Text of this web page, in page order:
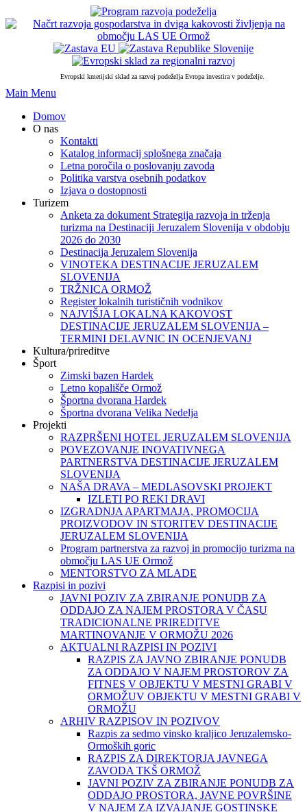
DO
Evropski kmetijski sklad za razvoj podeželja Evropa investira v podeželje.
Skip
content
Main Menu
Domov
O nas
Kontakti
Katalog informacij splošnega značaja
Letna poročila o poslovanju zavoda
Politika varstva osebnih podatkov
Izjava o dostopnosti
Turizem
Anketa za dokument Strategija razvoja in trženja
turizma na Destinaciji Jeruzalem Slovenija v obdobju
2026 do 2030
Destinacija Jeruzalem Slovenija
VINOTEKA DESTINACIJE JERUZALEM
SLOVENIJA
TRŽNICA ORMOŽ
Register lokalnih turističnih vodnikov
NAJVIŠJA LOKALNA KAKOVOST
DESTINACIJE JERUZALEM SLOVENIJA –
TERMINI DELAVNIC IN OCENJEVANJ
Kultura/prireditve
Šport
Zimski bazen Hardek
Letno kopališče Ormož
Športna dvorana Hardek
Športna dvorana Velika Nedelja
Projekti
RAZPRŠENI HOTEL JERUZALEM SLOVENIJA
POVEZOVANJE INOVATIVNEGA
PARTNERSTVA DESTINACIJE JERUZALEM
SLOVENIJA
NAŠA DRAVA – MEDLASOVSKI PROJEKT
IZLETI PO REKI DRAVI
IZGRADNJA APARTMAJA, PROMOCIJA
PROIZVODOV IN STORITEV DESTINACIJE
JERUZALEM SLOVENIJA
Program partnerstva za razvoj in promocijo turizma na
območju LAS UE Ormož
MENTORSTVO ZA MLADE
Razpisi in pozivi
JAVNI POZIV ZA ZBIRANJE PONUDB ZA
ODDAJO ZA NAJEM PROSTORA V ČASU
TRADICIONALNE PRIREDITVE
MARTINOVANJE V ORMOŽU 2026
AKTUALNI RAZPISI IN POZIVI
RAZPIS ZA JAVNO ZBIRANJE PONUDB
ZA ODDAJO V NAJEM PROSTOROV ZA
FITNES V OBJEKTU V MESTNI GRABI V
ORMOŽUV OBJEKTU V MESTNI GRABI V
ORMOŽU
ARHIV RAZPISOV IN POZIVOV
Razpis za sedmo vinsko kraljico Jeruzalemsko-
Ormoških goric
RAZPIS ZA DIREKTORJA JAVNEGA
ZAVODA TKŠ ORMOŽ
JAVNI POZIV ZA ZBIRANJE PONUDB ZA
ODDAJO PROSTORA, JAVNE POVRŠINE
V NAJEM ZA IZVAJANJE GOSTINSKE